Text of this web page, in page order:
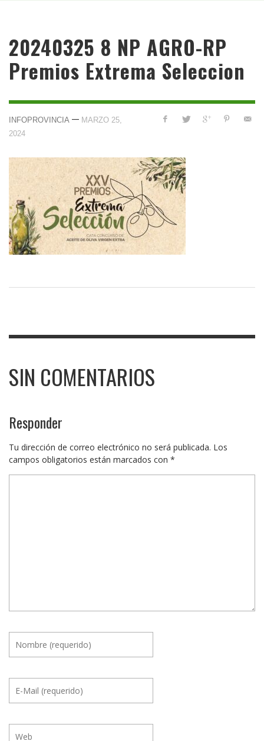
20240325 8 NP AGRO-RP
Premios Extrema Seleccion
INFOPROVINCIA — MARZO 25,
2024
SIN COMENTARIOS
Responder
Tu dirección de correo electrónico no será publicada. Los
campos obligatorios están marcados con *